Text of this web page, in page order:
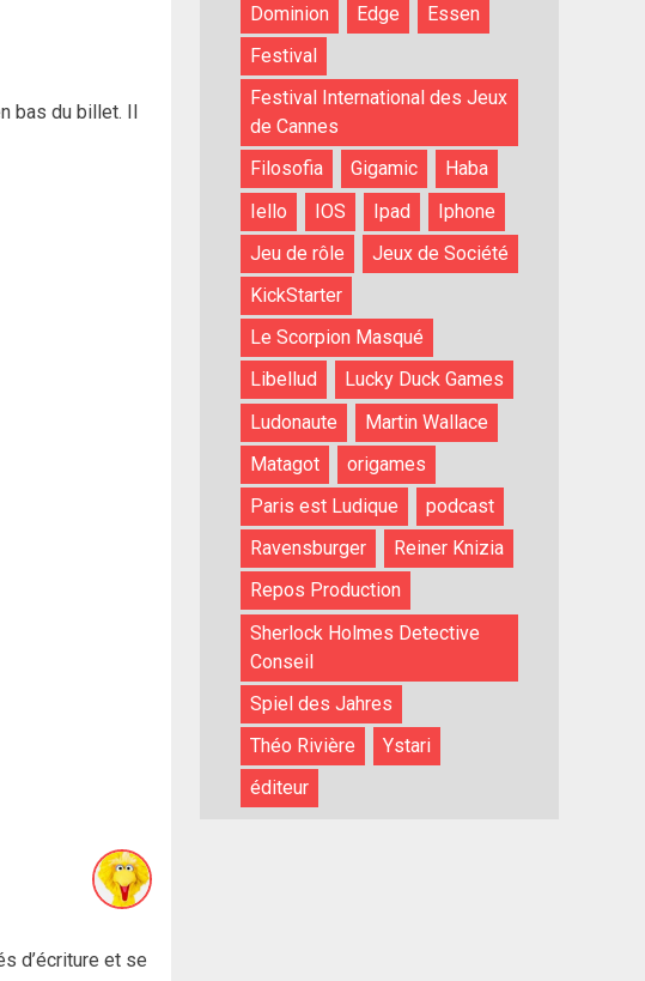
bas du billet. Il
d’écriture et se
Dominion
Edge
Essen
Festival
Festival International des Jeux
de Cannes
Filosofia
Gigamic
Haba
Iello
IOS Ipad
Iphone
Jeu de rôle
Jeux de Société
KickStarter
Le Scorpion Masqué
Libellud
Lucky Duck Games
Ludonaute
Martin Wallace
Matagot
origames
Paris est Ludique
podcast
Ravensburger
Reiner Knizia
Repos Production
Sherlock Holmes Detective
Conseil
Spiel des Jahres
Théo Rivière
Ystari
éditeur